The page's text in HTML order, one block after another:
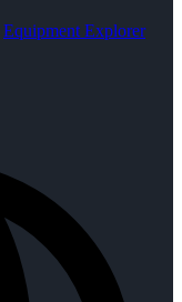
Equipment Explorer